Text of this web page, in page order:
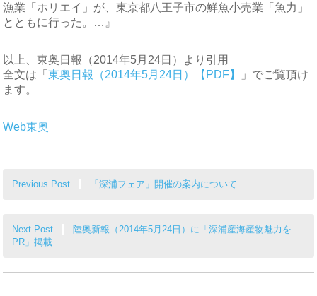
漁業「ホリエイ」が、東京都八王子市の鮮魚小売業「魚力」
とともに行った。…』
以上、東奥日報（2014年5月24日）より引用
全文は「東奥日報（2014年5月24日）【PDF】
」でご覧頂け
ます。
Web東奥
連Previous Post 「深浦フェア」開催の案内について
Next Post
陸奥新報（2014年5月24日）に「深浦産海産物魅力を
PR」掲載